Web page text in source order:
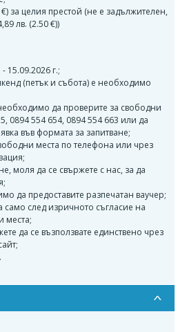
за целия престой (не е задължителен,
лв. (2.50 €))
15.09.2026 г.;
(петък и събота) е необходимо
да проверите за свободни
0894 554 654, 0894 554 663 или да
във формата за запитване;
места по телефона или чрез
моля да се свържете с нас, за да
да предоставите разпечатан ваучер;
след изричното съгласие на
места;
да се възползвате единствено чрез